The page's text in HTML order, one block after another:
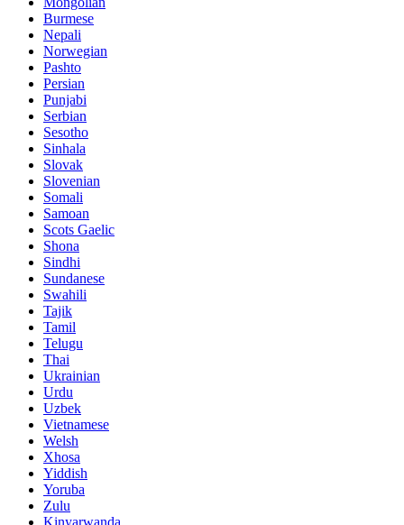
Burmese
Nepali
Norwegian
Pashto
Persian
Punjabi
Serbian
Sesotho
Sinhala
Slovak
Slovenian
Somali
Samoan
Scots Gaelic
Shona
Sindhi
Sundanese
Swahili
Tajik
Tamil
Telugu
Thai
Ukrainian
Urdu
Uzbek
Vietnamese
Welsh
Xhosa
Yiddish
Yoruba
Zulu
Kinyarwanda